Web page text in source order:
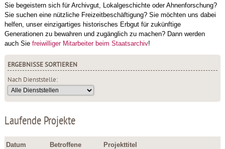
Sie begeistern sich für Archivgut, Lokalgeschichte oder Ahnenforschung?
Sie suchen eine nützliche Freizeitbeschäftigung? Sie möchten uns dabei
helfen, unser einzigartiges historisches Erbgut für zukünftige
Generationen zu bewahren und zugänglich zu machen? Dann werden
auch Sie freiwilliger Mitarbeiter beim Staatsarchiv!
ERGEBNISSE SORTIEREN
Nach Dienststelle:
Laufende Projekte
Datum
Betroffene
Projekttitel